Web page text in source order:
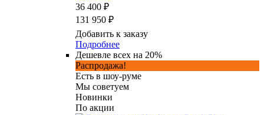
36 400 ₽
131 950 ₽
Добавить к заказу
Подробнее
Дешевле всех на 20%
Распродажа!
Есть в шоу-руме
Мы советуем
Новинки
По акции